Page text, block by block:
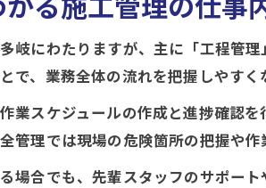
岐にわたりますが、主に「工程管
で、業務全体の流れを把握しやすく
業スケジュールの作成と進捗確認
管理では現場の危険箇所の把握や作
場合でも、先輩スタッフのサポー